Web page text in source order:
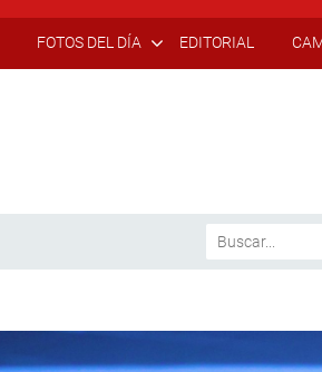
FOTOS DEL DÍA EDITORIAL